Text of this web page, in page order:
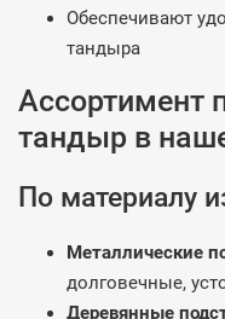
Обеспечивают
тандыра
Ассортимент
тандыр в
По материалу
Металлические
долговечные,
Деревянные